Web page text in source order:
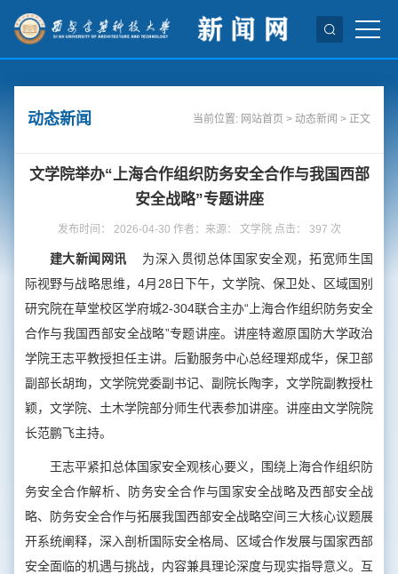
动态新闻 当前位置: 网站首页 >动态新闻 > 正文
文学院举办“上海合作组织防务安全合作与我国西部
安全战略”专题讲座
发布时间： 2026-04-30 作者：来源： 文学院 点击： 397 次
建大新闻网讯 为深入贯彻总体国家安全观，拓宽师生国
际视野与战略思维，4月28日下午，文学院、保卫处、区域国别
研究院在草堂校区学府城2-304联合主办“上海合作组织防务安全
合作与我国西部安全战略”专题讲座。讲座特邀原国防大学政治
学院王志平教授担任主讲。后勤服务中心总经理郑成华，保卫部
副部长胡珣，文学院党委副书记、副院长陶李，文学院副教授杜
颖，文学院、土木学院部分师生代表参加讲座。讲座由文学院院
长范鹏飞主持。
王志平紧扣总体国家安全观核心要义，围绕上海合作组织防
务安全合作解析、防务安全合作与国家安全战略及西部安全战
略、防务安全合作与拓展我国西部安全战略空间三大核心议题展
开系统阐释，深入剖析国际安全格局、区域合作发展与国家西部
安全面临的机遇与挑战，内容兼具理论深度与现实指导意义。互